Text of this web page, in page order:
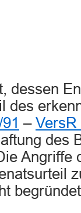
dessen
des
– VersR
des
Angriffe